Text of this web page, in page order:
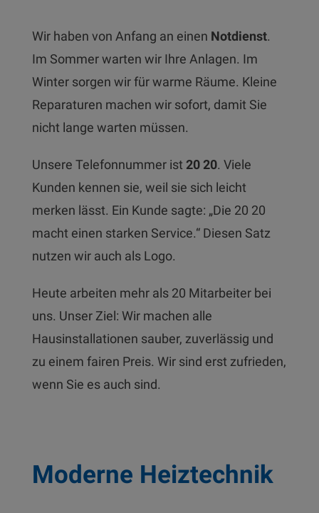
Wir haben von Anfang an einen Notdienst.
Im Sommer warten wir Ihre Anlagen. Im
Winter sorgen wir für warme Räume. Kleine
Reparaturen machen wir sofort, damit Sie
nicht lange warten müssen.
Unsere Telefonnummer ist 20 20. Viele
Kunden kennen sie, weil sie sich leicht
merken lässt. Ein Kunde sagte: „Die 20 20
macht einen starken Service.“ Diesen Satz
nutzen wir auch als Logo.
Heute arbeiten mehr als 20 Mitarbeiter bei
uns. Unser Ziel: Wir machen alle
Hausinstallationen sauber, zuverlässig und
zu einem fairen Preis. Wir sind erst zufrieden,
wenn Sie es auch sind.
Moderne Heiztechnik